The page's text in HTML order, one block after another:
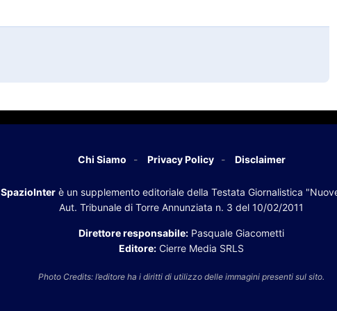
Chi Siamo Privacy Policy Disclaimer
SpazioInterè un supplemento editoriale della Testata Giornalistica
Aut. Tribunale di Torre Annunziata n. 3 del 10/02/2011
Direttore responsabile: Pasquale Giacometti
Editore: Cierre Media SRLS
Photo Credits: l’editore ha i diritti di utilizzo delle immagini presenti sul sito.